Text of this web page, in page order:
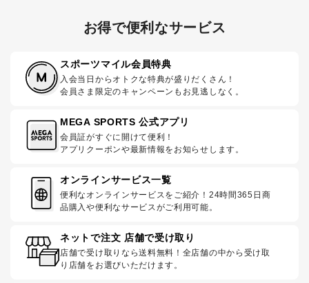
お得で便利なサービス
スポーツマイル会員特典
入会当日からオトクな特典が盛りだくさん！
会員さま限定のキャンペーンもお見逃しなく。
MEGA SPORTS 公式アプリ
会員証がすぐに開けて便利！
アプリクーポンや最新情報をお知らせします。
オンラインサービス一覧
便利なオンラインサービスをご紹介！24時間365日商
品購入や便利なサービスがご利用可能。
ネットで注文 店舗で受け取り
店舗で受け取りなら送料無料！全店舗の中から受け取
り店舗をお選びいただけます。